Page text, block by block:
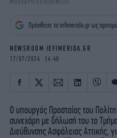
iBOOKS
OSCARS
NEWSLETTER
ΜΠΟΛΑΡΗ/EUROKINISSI
Πρόσθεσε το iefimerida.gr ως
NEWSROOM IEFIMERIDA.GR
17/07/2024 14:40
Ο υπουργός Προσταίας του Πολίτη
συνεχάρη με δήλωσή του τo
Διεύθυνσης Ασφάλειας Αττικής,